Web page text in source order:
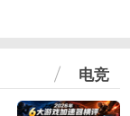
电竞